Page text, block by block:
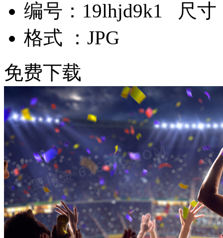
编号：19lhjd9k1 尺寸
格式 ：JPG
免费下载